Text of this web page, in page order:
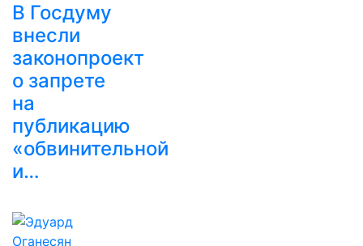
В Госдуму
внесли
законопроект
о запрете
на
публикацию
«обвинительной
и…